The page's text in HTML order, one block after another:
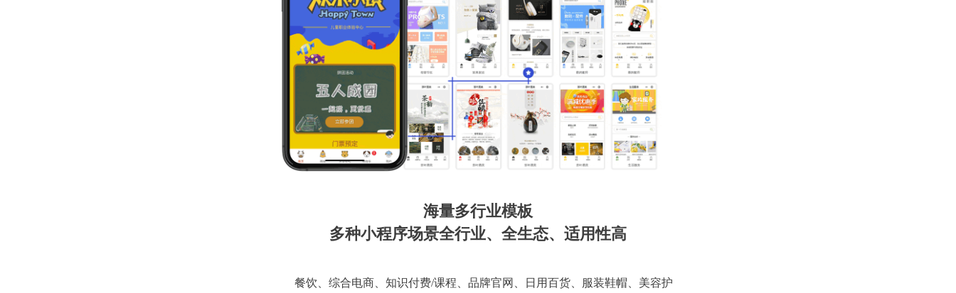
海量多行业模板
多种小程序场景全行业、全生态、适用性高
餐饮、综合电商、知识付费/课程、品牌官网、日用百货、服装鞋帽、美容护